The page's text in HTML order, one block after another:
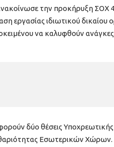
την προκήρυξη ΣΟΧ
εργασίας ιδιωτικού δικαίου
να καλυφθούν ανάγκες
δύο θέσεις
Εσωτερικών Χώρων.